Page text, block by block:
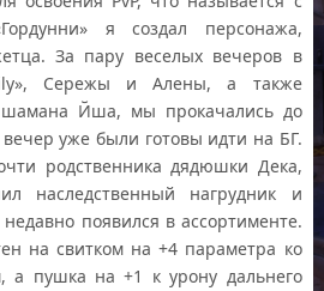
я создал персонажа,
За пару веселых вечеров в
Сережы и Алены, а также
Йша, мы прокачались до
уже были готовы идти на БГ.
родственника дядюшки Дека,
наследственный нагрудник и
появился в ассортименте.
на свитком на +4 параметра ко
а пушка на +1 к урону дальнего